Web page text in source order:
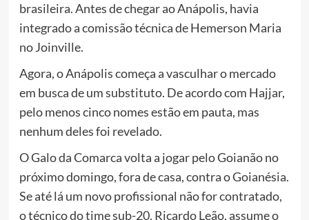
brasileira. Antes de chegar ao Anápolis, havia
integrado a comissão técnica de Hemerson Maria
no Joinville.
Agora, o Anápolis começa a vasculhar o mercado
em busca de um substituto. De acordo com Hajjar,
pelo menos cinco nomes estão em pauta, mas
nenhum deles foi revelado.
O Galo da Comarca volta a jogar pelo Goianão no
próximo domingo, fora de casa, contra o Goianésia.
Se até lá um novo profissional não for contratado,
o técnico do time sub-20, Ricardo Leão, assume o